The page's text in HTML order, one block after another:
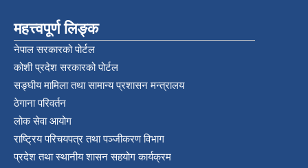
महत्त्वपूर्ण लिङ्क
नेपाल सरकारको पोर्टल
कोशी प्रदेश सरकारको पोर्टल
सङ्‍घीय मामिला तथा सामान्य प्रशासन मन्त्रालय
ठेगाना परिवर्तन
लोक सेवा आयोग
राष्ट्रिय परिचयपत्र तथा पञ्‍जीकरण विभाग
प्रदेश तथा स्थानीय शासन सहयोग कार्यक्रम